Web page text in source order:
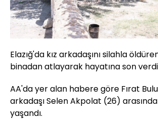
Elazığ'da kız arkadaşını silahla
binadan atlayarak hayatına son
AA'da yer alan habere göre Fırat
arkadaşı Selen Akpolat (26)
yaşandı.